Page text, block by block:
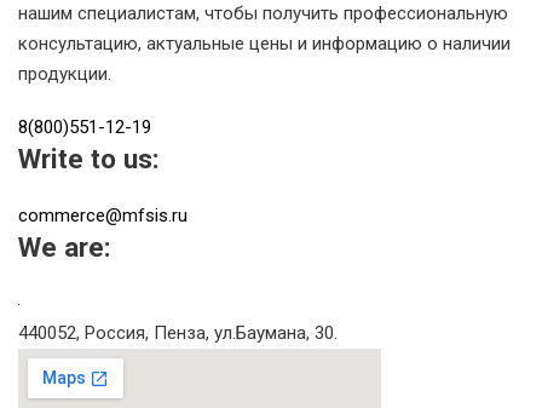
нашим специалистам, чтобы получить профессиональную
консультацию, актуальные цены и информацию о наличии
продукции.
8(800)551-12-19
Write to us:
commerce@mfsis.ru
We are:
440052, Россия, Пенза, ул.Баумана, 30.